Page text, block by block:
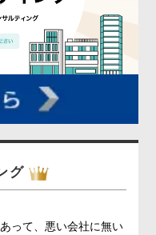
グ
って、悪い会社に無い